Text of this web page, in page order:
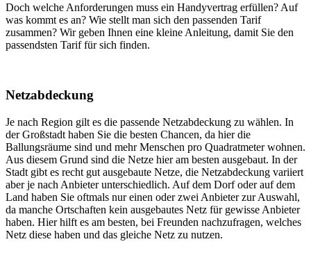
Doch welche Anforderungen muss ein Handyvertrag erfüllen? Auf
was kommt es an? Wie stellt man sich den passenden Tarif
zusammen? Wir geben Ihnen eine kleine Anleitung, damit Sie den
passendsten Tarif für sich finden.
Netzabdeckung
Je nach Region gilt es die passende Netzabdeckung zu wählen. In
der Großstadt haben Sie die besten Chancen, da hier die
Ballungsräume sind und mehr Menschen pro Quadratmeter wohnen.
Aus diesem Grund sind die Netze hier am besten ausgebaut. In der
Stadt gibt es recht gut ausgebaute Netze, die Netzabdeckung variiert
aber je nach Anbieter unterschiedlich. Auf dem Dorf oder auf dem
Land haben Sie oftmals nur einen oder zwei Anbieter zur Auswahl,
da manche Ortschaften kein ausgebautes Netz für gewisse Anbieter
haben. Hier hilft es am besten, bei Freunden nachzufragen, welches
Netz diese haben und das gleiche Netz zu nutzen.